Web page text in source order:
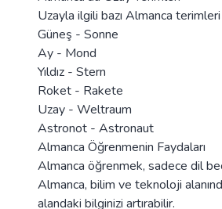
Uzayla ilgili bazı Almanca
Güneş - Sonne
Ay - Mond
Yıldız - Stern
Roket - Rakete
Uzay - Weltraum
Astronot - Astronaut
Almanca Öğrenmenin Faydaları
Almanca öğrenmek, sadece dil
Almanca, bilim ve teknoloji
alandaki bilginizi artırabilir.